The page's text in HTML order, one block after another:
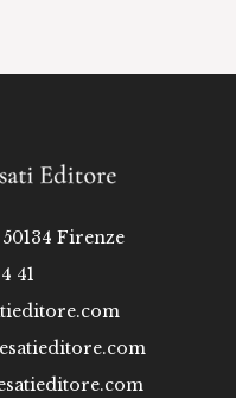
Firenze
41